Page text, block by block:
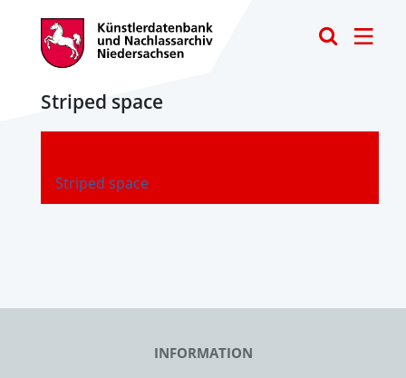
Striped space
Striped space
-
INFORMATION